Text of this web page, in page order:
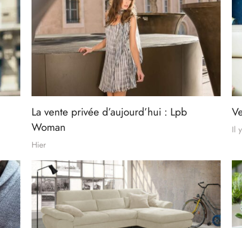
La vente privée d’aujourd’hui : Lpb
Woman
Hier
Il